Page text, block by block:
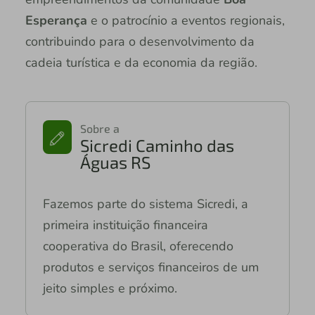
Esperança e o patrocínio a eventos regionais,
contribuindo para o desenvolvimento da
cadeia turística e da economia da região.
Sobre a
Sicredi Caminho das
Águas RS
Fazemos parte do sistema Sicredi, a
primeira instituição financeira
cooperativa do Brasil, oferecendo
produtos e serviços financeiros de um
jeito simples e próximo.